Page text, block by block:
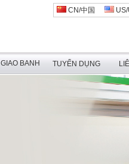
CN/中国
GIAO BANH TUYỂN DỤNG